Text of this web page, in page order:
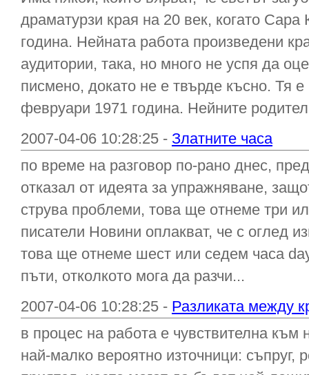
драматурзи края на 20 век, когато
година. Нейната работа произведени
аудитории, така, но много не успя да
писмено, докато не е твърде късно. Тя
февруари 1971 година. Нейните
2007-04-06 10:28:25 - Златните часа
по време на разговор по-рано днес,
отказал от идеята за упражняване,
струва проблеми, това ще отнеме три
писатели Новини оплакват, че с оглед
това ще отнеме шест или седем часа
пъти, отколкото мога да разчи...
2007-04-06 10:28:25 - Разликата между
в процес на работа е чувствителна
най-малко вероятно източници: съпруг,